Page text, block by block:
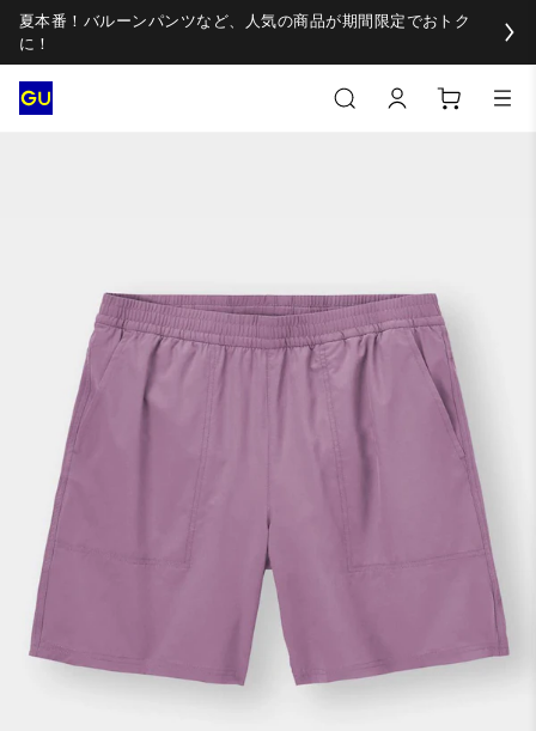
夏本番！バルーンパンツなど、人気の商品が期間限定でおトク
に！